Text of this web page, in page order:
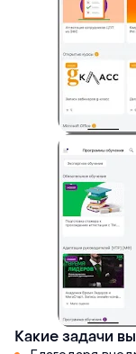
Какие задачи